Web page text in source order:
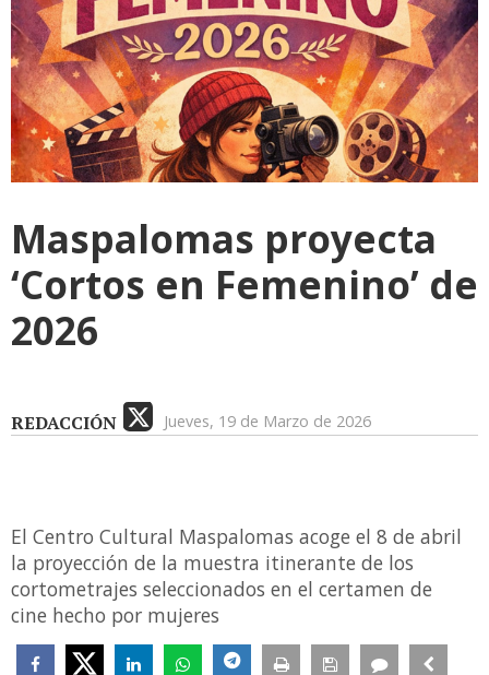
Maspalomas proyecta
‘Cortos en Femenino’ de
2026
REDACCIÓN Jueves, 19 de Marzo de 2026
El Centro Cultural Maspalomas acoge el 8 de abril
la proyección de la muestra itinerante de los
cortometrajes seleccionados en el certamen de
cine hecho por mujeres